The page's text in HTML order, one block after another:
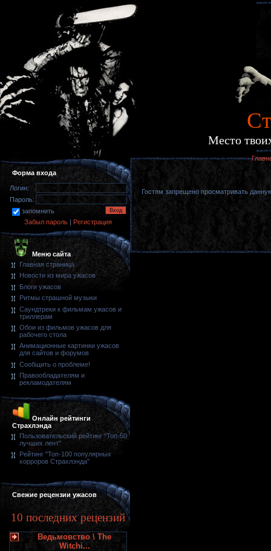
Место
Форма входа
Логин:
Пароль:
запомнить
Забыл пароль | Регистрация
Меню сайта
Главная страница
Новости из мира ужасов
Блоги ужасов
Ритмы страшной музыки
Саундтреки к фильмам ужасов и
триллерам
Обои из фильмов ужасов для
рабочего стола
Анимационные картинки ужасов
для сайтов и форумов
Сообщить о проблеме!
Правообладателям и
рекламодателям
Онлайн рейтинги
Страхлэнда
Пользовательский рейтинг "Топ-50
лучших лент"
Рейтинг "Топ-100 популярных
хорроров Страхлэнда"
Свежие рецензии ужасов
10 последних рецензий
Ведьмовство \ The
Witchi...
Гостям запрещено просматривать